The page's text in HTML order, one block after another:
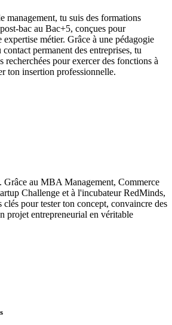
management, tu suis des formations
bac au Bac+5, conçues pour
métier. Grâce à une pédagogie
permanent des entreprises, tu
recherchées pour exercer des fonctions à
ton insertion professionnelle.
Grâce au MBA Management, Commerce
Challenge et à l'incubateur RedMinds,
pour tester ton concept, convaincre des
projet entrepreneurial en véritable